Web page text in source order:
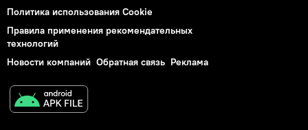
Политика использования Cookie
Правила применения рекомендательных
технологий
Новости компаний Обратная связь Реклама